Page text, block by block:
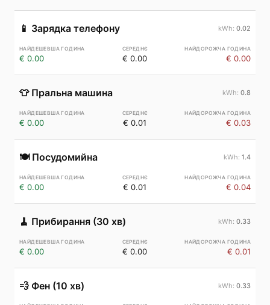
📱 Зарядка телефону 0.02
€ 0.00 € 0.00 € 0.00
👕 Пральна машина 0.8
€ 0.00 € 0.01 € 0.03
🍽️ Посудомийна 1.4
€ 0.00 € 0.01 € 0.04
🧹 Прибирання (30 хв) 0.33
€ 0.00 € 0.00 € 0.01
💨 Фен (10 хв) 0.33